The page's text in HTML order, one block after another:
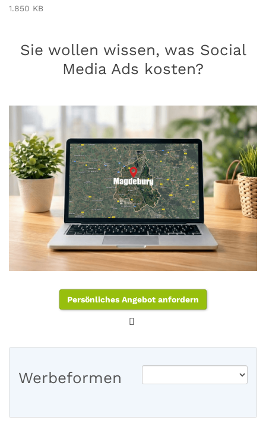
1.850 KB
Sie wollen wissen, was Social
Media Ads kosten?
Persönliches Angebot anfordern
Werbeformen